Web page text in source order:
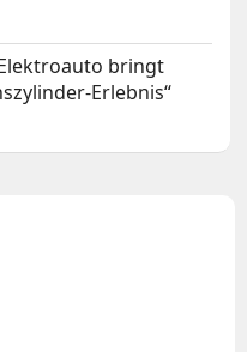
bringt
Erlebnis“